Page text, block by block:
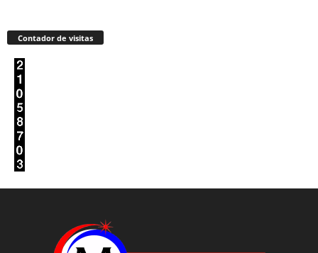
Contador de visitas